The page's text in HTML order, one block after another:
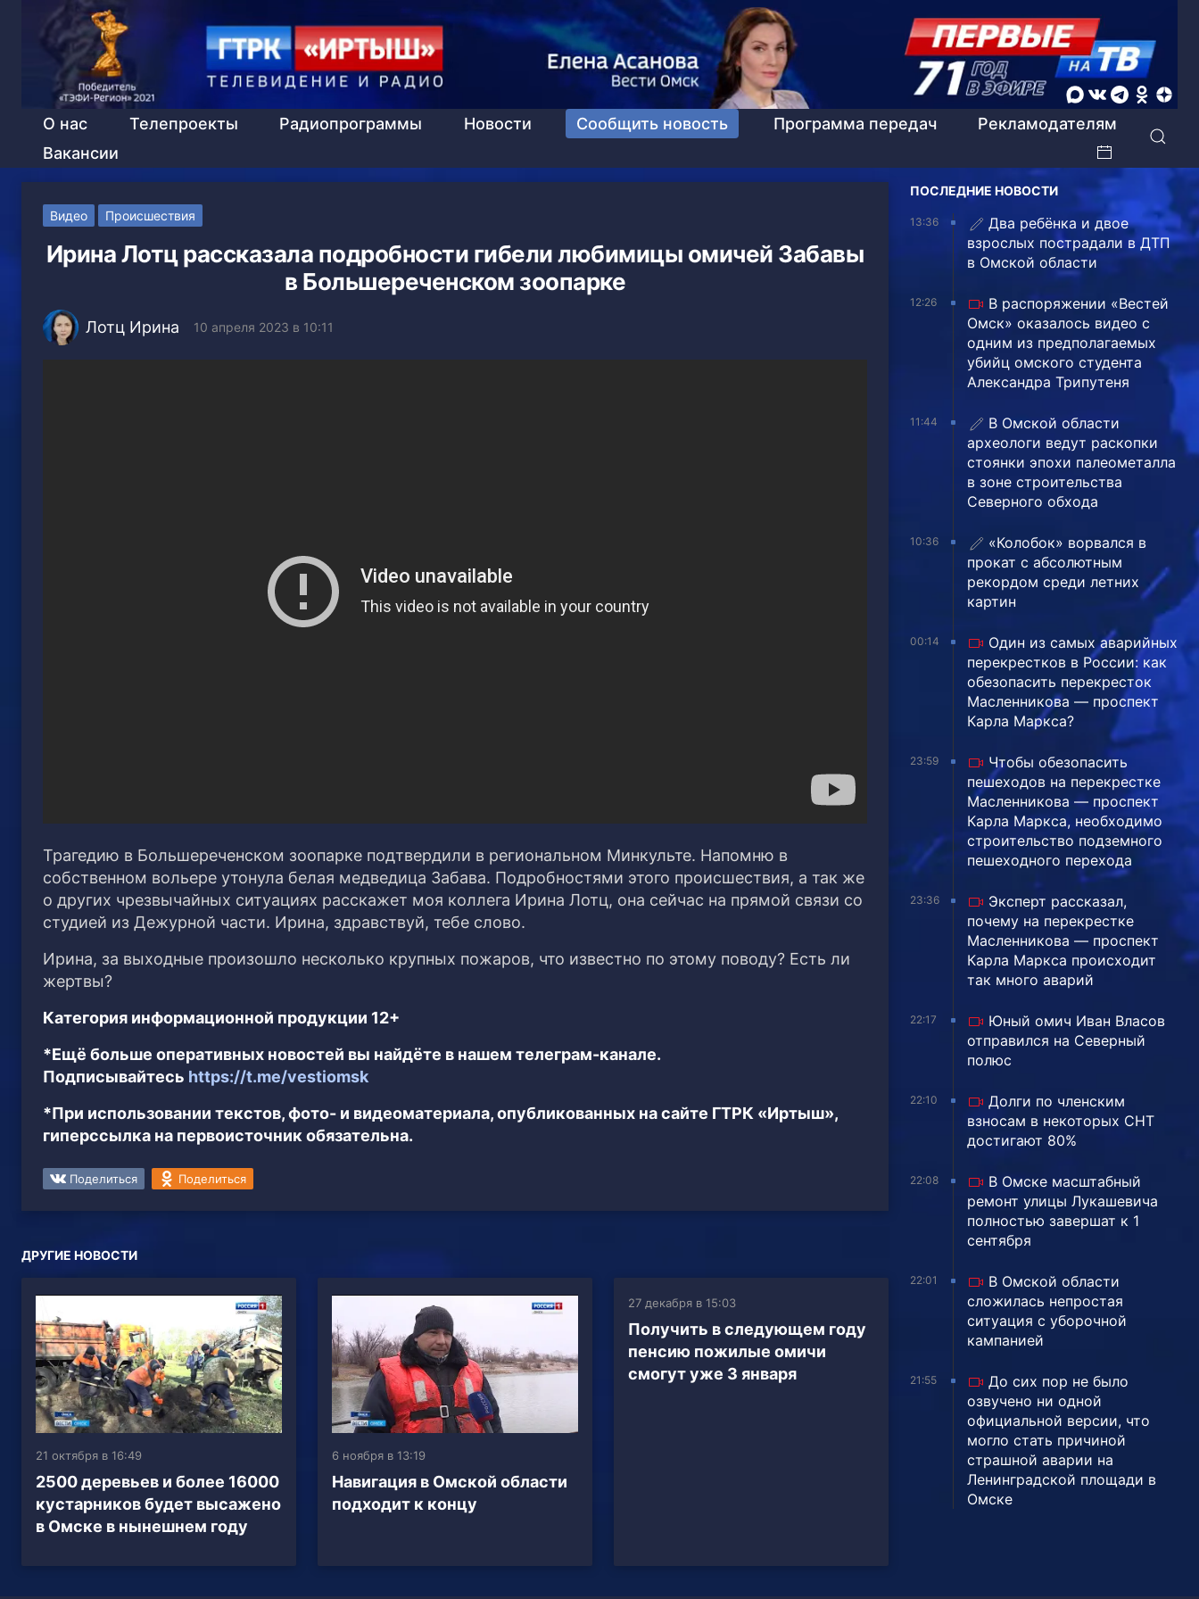
О нас Телепроекты Радиопрограммы Новости Сообщить новость Программа передач
Рекламодателям
Вакансии
Видео Происшествия
Ирина Лотц рассказала подробности гибели любимицы омичей Забавы
в Большереченском зоопарке
Лотц Ирина 10 апреля 2023 в 10:11
Трагедию в Большереченском зоопарке подтвердили в региональном Минкульте. Напомню в
собственном вольере утонула белая медведица Забава. Подробностями этого происшествия, а так же
о других чрезвычайных ситуациях расскажет моя коллега Ирина Лотц, она сейчас на прямой связи со
студией из Дежурной части. Ирина, здравствуй, тебе слово.
Ирина, за выходные произошло несколько крупных пожаров, что известно по этому поводу? Есть ли
жертвы?
Категория информационной продукции 12+
*Ещё больше оперативных новостей вы найдёте в нашем телеграм-канале.
Подписывайтесь https://t.me/vestiomsk
*При использовании текстов, фото- и видеоматериала, опубликованных на сайте ГТРК «Иртыш»,
гиперссылка на первоисточник обязательна.
Поделиться Поделиться
ДРУГИЕ НОВОСТИ
21 октября в 16:49
2500 деревьев и более 16000
кустарников будет высажено
в Омске в нынешнем году
6 ноября в 13:19
Навигация в Омской области
подходит к концу
27 декабря в 15:03
Получить в следующем году
пенсию пожилые омичи
смогут уже 3 января
ПОСЛЕДНИЕ НОВОСТИ
13:36
Два ребёнка и двое
взрослых пострадали в ДТП
в Омской области
12:26
В распоряжении «Вестей
Омск» оказалось видео с
одним из предполагаемых
убийц омского студента
Александра Трипутеня
11:44
В Омской области
археологи ведут раскопки
стоянки эпохи палеометалла
в зоне строительства
Северного обхода
10:36
«Колобок» ворвался в
прокат с абсолютным
рекордом среди летних
картин
00:14
Один из самых аварийных
перекрестков в России: как
обезопасить перекресток
Масленникова — проспект
Карла Маркса?
23:59
Чтобы обезопасить
пешеходов на перекрестке
Масленникова — проспект
Карла Маркса, необходимо
строительство подземного
пешеходного перехода
23:36
Эксперт рассказал,
почему на перекрестке
Масленникова — проспект
Карла Маркса происходит
так много аварий
22:17
Юный омич Иван Власов
отправился на Северный
полюс
22:10
Долги по членским
взносам в некоторых СНТ
достигают 80%
22:08
В Омске масштабный
ремонт улицы Лукашевича
полностью завершат к 1
сентября
22:01
В Омской области
сложилась непростая
ситуация с уборочной
кампанией
21:55
До сих пор не было
озвучено ни одной
официальной версии, что
могло стать причиной
страшной аварии на
Ленинградской площади в
Омске